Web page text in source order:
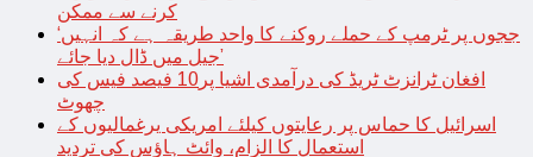
کرنے سے ممکن
‘ججوں پر ٹرمپ کے حملے روکنے کا واحد طریقہ ہے کہ انہیں
جیل میں ڈال دیا جائے’
افغان ٹرانزٹ ٹریڈ کی درآمدی اشیا پر10 فیصد فیس کی
چھوٹ
اسرائیل کا حماس پر رعایتوں کیلئے امریکی یرغمالیوں کے
استعمال کا الزام، وائٹ ہاؤس کی تردید